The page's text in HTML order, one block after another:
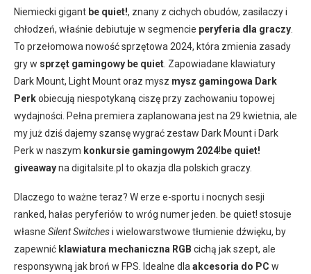
Niemiecki gigant be quiet!, znany z cichych obudów, zasilaczy i
chłodzeń, właśnie debiutuje w segmencie peryferia dla graczy
To przełomowa nowość sprzętowa 2024, która zmienia zasady
gry w sprzęt gamingowy be quiet . Zapowiadane klawiatury
Dark Mount, Light Mount oraz mysz mysz gamingowa Dark
Perkobiecują niespotykaną ciszę przy zachowaniu topowej
wydajności. Pełna premiera zaplanowana jest na 29 kwietnia, ale
my już dziś dajemy szansę wygrać zestaw Dark Mount i Dark
Perk w naszym konkursie gamingowym 2024! be quiet!
giveawayna digitalsite.pl to okazja dla polskich graczy.
Dlaczego to ważne teraz? W erze e-sportu i nocnych sesji
ranked, hałas peryferiów to wróg numer jeden. be quiet! stosuje
własne Silent Switchesi wielowarstwowe tłumienie dźwięku, by
zapewnić klawiatura mechaniczna RGB cichą jak szept, ale
responsywną jak broń w FPS. Idealne dla akcesoria do PC w